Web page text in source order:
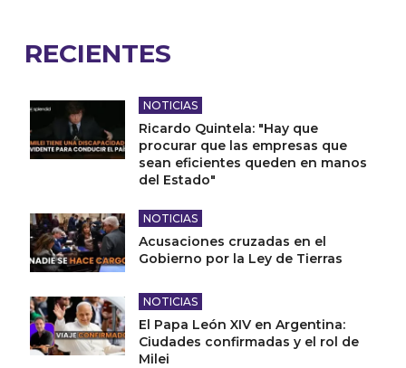
RECIENTES
NOTICIAS
Ricardo Quintela: "Hay que
procurar que las empresas que
sean eficientes queden en manos
del Estado"
NOTICIAS
Acusaciones cruzadas en el
Gobierno por la Ley de Tierras
NOTICIAS
El Papa León XIV en Argentina:
Ciudades confirmadas y el rol de
Milei